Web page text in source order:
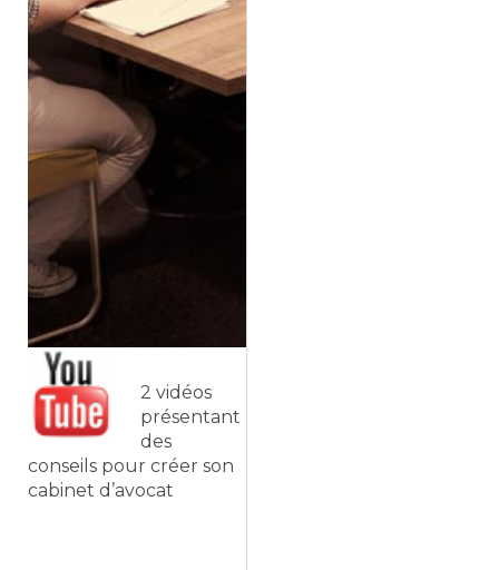
2 vidéos
présentant
des
conseils pour créer son
cabinet d’avocat